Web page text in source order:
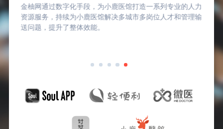
金柚网通过数字化手段，为小鹿医馆打造一系列专业的人力
资源服务，持续为小鹿医馆解决多城市多岗位人才和管理输
送问题，提升了整体效能。